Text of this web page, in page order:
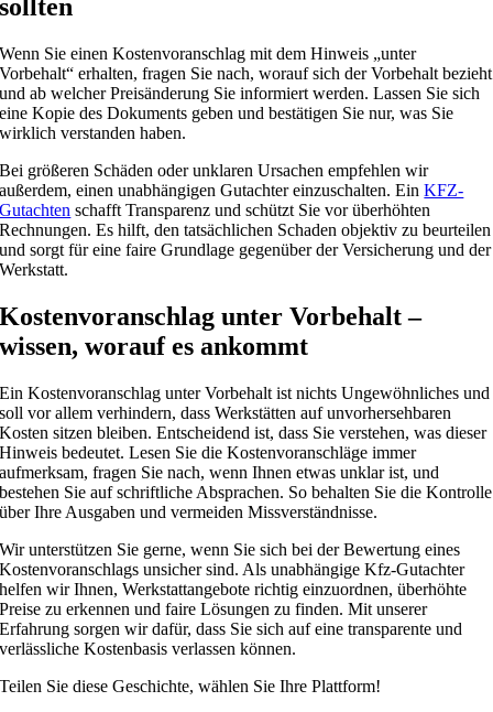
sollten
Wenn Sie einen Kostenvoranschlag mit dem Hinweis „unter
Vorbehalt“ erhalten, fragen Sie nach, worauf sich der Vorbehalt bezieht
und ab welcher Preisänderung Sie informiert werden. Lassen Sie sich
eine Kopie des Dokuments geben und bestätigen Sie nur, was Sie
wirklich verstanden haben.
Bei größeren Schäden oder unklaren Ursachen empfehlen wir
außerdem, einen unabhängigen Gutachter einzuschalten. EinKFZ-
Gutachten schafft Transparenz und schützt Sie vor überhöhten
Rechnungen. Es hilft, den tatsächlichen Schaden objektiv zu beurteilen
und sorgt für eine faire Grundlage gegenüber der Versicherung und der
Werkstatt.
Kostenvoranschlag unter Vorbehalt –
wissen, worauf es ankommt
Ein Kostenvoranschlag unter Vorbehalt ist nichts Ungewöhnliches und
soll vor allem verhindern, dass Werkstätten auf unvorhersehbaren
Kosten sitzen bleiben. Entscheidend ist, dass Sie verstehen, was dieser
Hinweis bedeutet. Lesen Sie die Kostenvoranschläge immer
aufmerksam, fragen Sie nach, wenn Ihnen etwas unklar ist, und
bestehen Sie auf schriftliche Absprachen. So behalten Sie die Kontrolle
über Ihre Ausgaben und vermeiden Missverständnisse.
Wir unterstützen Sie gerne, wenn Sie sich bei der Bewertung eines
Kostenvoranschlags unsicher sind. Als unabhängige Kfz-Gutachter
helfen wir Ihnen, Werkstattangebote richtig einzuordnen, überhöhte
Preise zu erkennen und faire Lösungen zu finden. Mit unserer
Erfahrung sorgen wir dafür, dass Sie sich auf eine transparente und
verlässliche Kostenbasis verlassen können.
Teilen Sie diese Geschichte, wählen Sie Ihre Plattform!